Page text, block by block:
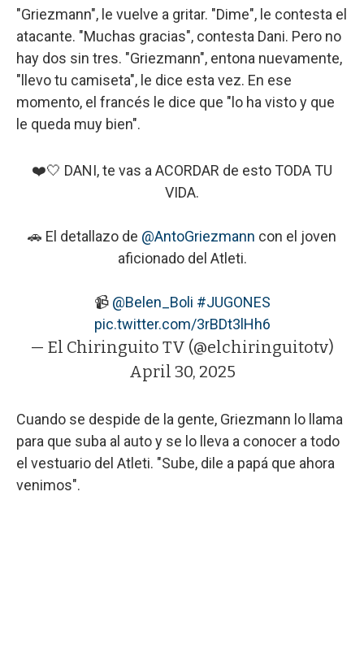
"Griezmann", le vuelve a gritar. "Dime", le contesta el
atacante. "Muchas gracias", contesta Dani. Pero no
hay dos sin tres. "Griezmann", entona nuevamente,
"llevo tu camiseta", le dice esta vez. En ese
momento, el francés le dice que "lo ha visto y que
le queda muy bien".
❤️🤍 DANI, te vas a ACORDAR de esto TODA TU
VIDA.
🚗 El detallazo de @AntoGriezmann con el joven
aficionado del Atleti.
📹 @Belen_Boli #JUGONES
pic.twitter.com/3rBDt3lHh6
— El Chiringuito TV (@elchiringuitotv)
April 30, 2025
Cuando se despide de la gente, Griezmann lo llama
para que suba al auto y se lo lleva a conocer a todo
el vestuario del Atleti. "Sube, dile a papá que ahora
venimos".